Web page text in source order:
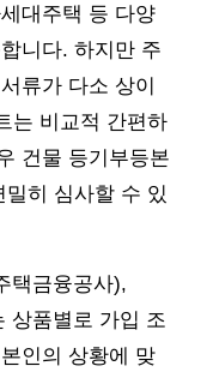
대주택 등 다양
니다. 하지만 주
류가 다소 상이
는 비교적 간편하
건물 등기부등본
히 심사할 수 있
택금융공사),
상품별로 가입 조
인의 상황에 맞